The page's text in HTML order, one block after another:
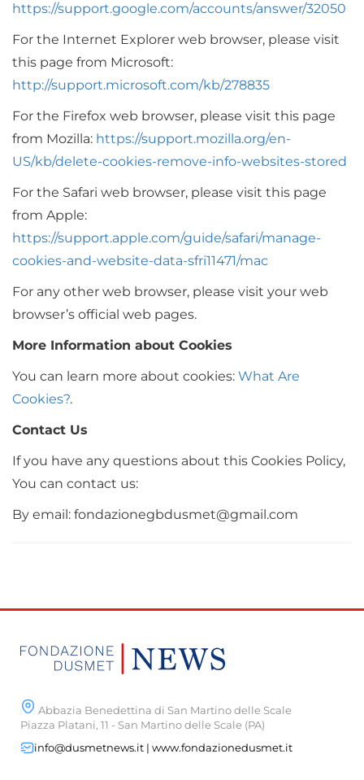
https://support.google.com/accounts/answer/32050
For the Internet Explorer web browser, please visit
this page from Microsoft:
http://support.microsoft.com/kb/278835
For the Firefox web browser, please visit this page
from Mozilla: https://support.mozilla.org/en-
US/kb/delete-cookies-remove-info-websites-stored
For the Safari web browser, please visit this page
from Apple:
https://support.apple.com/guide/safari/manage-
cookies-and-website-data-sfri11471/mac
For any other web browser, please visit your web
browser’s official web pages.
More Information about Cookies
You can learn more about cookies: What Are
Cookies?.
Contact Us
If you have any questions about this Cookies Policy,
You can contact us:
By email: fondazionegbdusmet@gmail.com
Abbazia Benedettina di San Martino delle Scale
Piazza Platani, 11 - San Martino delle Scale (PA)
info@dusmetnews.it | www.fondazionedusmet.it